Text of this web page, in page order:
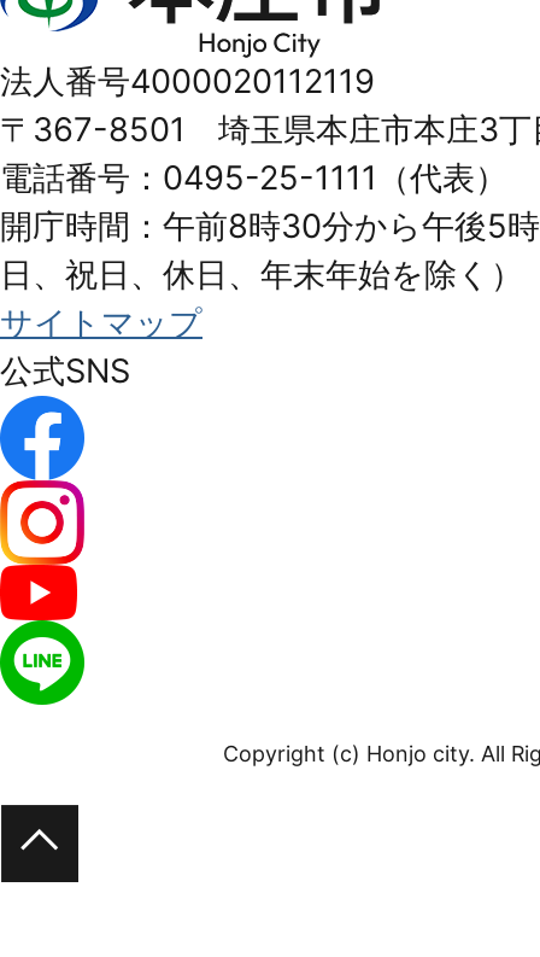
Honjo
City
法人番号4000020112119
〒367-8501 埼玉県本庄市本庄3丁
電話番号：0495-25-1111（代表）
開庁時間：午前8時30分から午後5
日、祝日、休日、年末年始を除く）
サイトマップ
公式SNS
Copyright (c) Honjo city. All